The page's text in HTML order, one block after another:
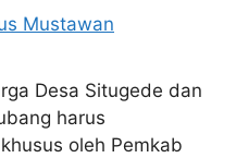
Mustawan
Desa Situgede dan
harus
oleh Pemkab